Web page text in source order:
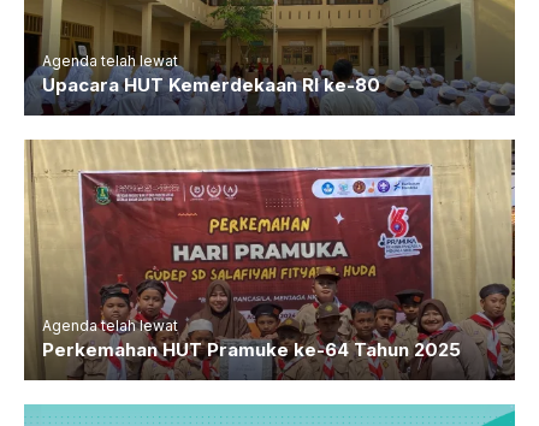
Agenda telah lewat
Upacara HUT Kemerdekaan RI ke-80
Agenda telah lewat
Perkemahan HUT Pramuke ke-64 Tahun 2025